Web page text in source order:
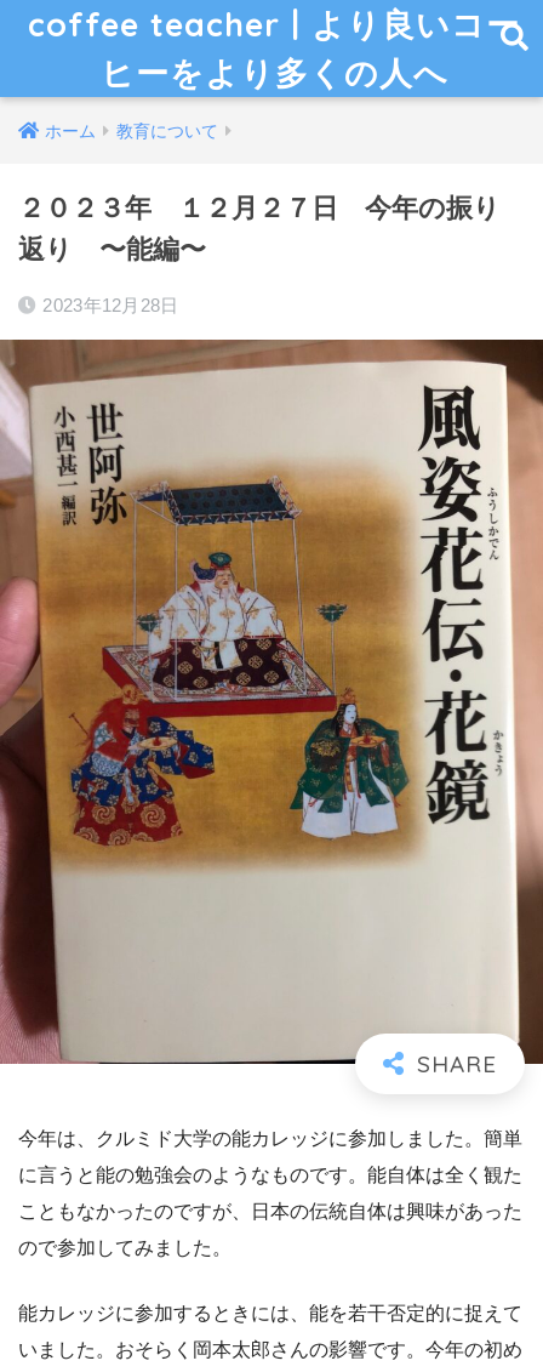
coffee teacher | より良いコー
ヒーをより多くの人へ
ホーム 教育について
２０２３年 １２月２７日 今年の振り
返り 〜能編〜
2023年12月28日
今年は、クルミド大学の能カレッジに参加しました。簡単
に言うと能の勉強会のようなものです。能自体は全く観た
こともなかったのですが、日本の伝統自体は興味があった
ので参加してみました。
能カレッジに参加するときには、能を若干否定的に捉えて
いました。おそらく岡本太郎さんの影響です。今年の初め